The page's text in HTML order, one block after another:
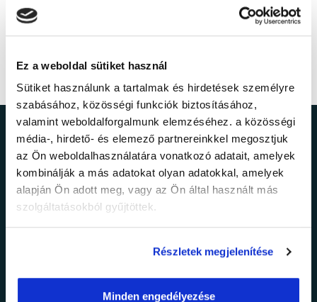
Ez a weboldal sütiket használ
Sütiket használunk a tartalmak és hirdetések személyre
szabásához, közösségi funkciók biztosításához,
valamint weboldalforgalmunk elemzéséhez. a közösségi
média-, hirdető- és elemező partnereinkkel megosztjuk
az Ön weboldalhasználatára vonatkozó adatait, amelyek
kombinálják a más adatokat olyan adatokkal, amelyek
alapján Ön adott meg, vagy az Ön által használt más
szolgáltatásokból gyűjtöttek.
Részletek megjelenítése
Minden engedélyezése
Ne maradj le a
legfrissebb
információkról!
Értesülj elsőként legújabb tanfolyamainkról,